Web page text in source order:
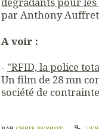
par Anthony Auffret
A voir :
- "RFID, la police
Un film de 28 mn
société de contrainte